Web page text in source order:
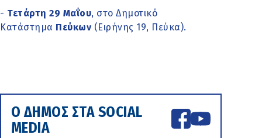
- Τετάρτη 29 Μαΐου, στο Δημοτικό
Κατάστημα Πεύκων (Ειρήνης 19, Πεύκα).
Ο ΔΗΜΟΣ ΣΤΑ SOCIAL
MEDIA